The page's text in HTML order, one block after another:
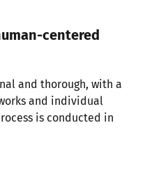
centered
and thorough, with a
and individual
is conducted in